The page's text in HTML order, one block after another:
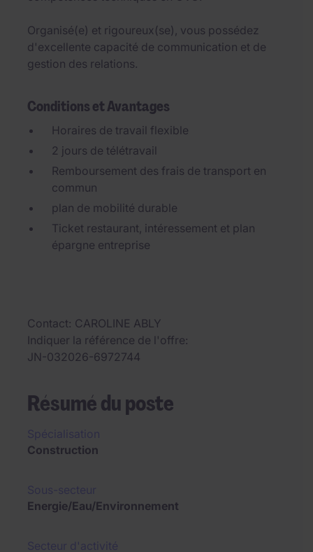
Organisé(e) et rigoureux(se), vous possédez
d'excellente capacité de communication et de
gestion des relations.
Conditions et Avantages
Horaires de travail flexible
2 jours de télétravail
Remboursement des frais de transport en
commun
plan de mobilité durable
Ticket restaurant, intéressement et plan
épargne entreprise
Contact CAROLINE ABLY
Indiquer la référence de l'offre
JN-032026-6972744
Résumé du poste
Construction
Energie/Eau/Environnement